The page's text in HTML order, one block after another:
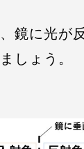
鏡に光が
しょう。